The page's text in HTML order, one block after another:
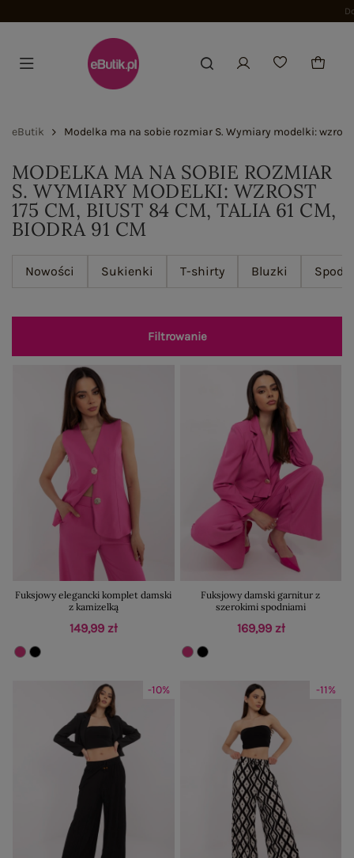
eButik Modelka ma na sobie rozmiar S. Wymiary modelki:
MODELKA MA NA SOBIE ROZMIAR
S. WYMIARY MODELKI: WZROST
175 CM, BIUST 84 CM, TALIA 61 CM,
BIODRA 91 CM
Nowości Sukienki T-shirty Bluzki
Filtrowanie
Fuksjowy elegancki komplet damski
z kamizelką
149,99 zł
Fuksjowy damski garnitur z
szerokimi spodniami
169,99 zł
-10% -11%